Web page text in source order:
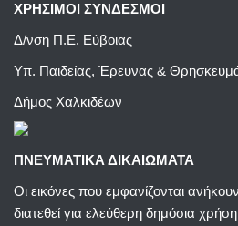
ΧΡΗΣΙΜΟΙ ΣΥΝΔΕΣΜΟΙ
Δ/νση Π.Ε. Εύβοιας
Υπ. Παιδείας, Έρευνας &
Δήμος Χαλκιδέων
ΠΝΕΥΜΑΤΙΚΑ ΔΙΚΑΙΩΜΑΤΑ
Οι εικόνες που εμφανίζονται
διατεθεί για ελεύθερη δημόσια